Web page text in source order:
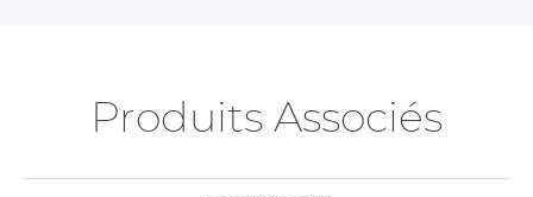
Produits Associés